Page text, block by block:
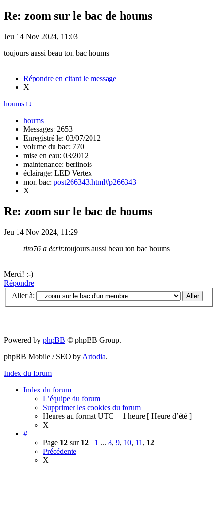
Re: zoom sur le bac de houms
Jeu 14 Nov 2024, 11:03
toujours aussi beau ton bac houms
Répondre en citant le message
X
houms↑ ↓
houms
Messages: 2653
Enregistré le: 03/07/2012
volume du bac: 770
mise en eau: 03/2012
maintenance: berlinois
éclairage: LED Vertex
mon bac: post266343.html#p266343
X
Re: zoom sur le bac de houms
Jeu 14 Nov 2024, 11:29
tito76 a écrit:toujours aussi beau ton bac houms
Merci! :-)
Répondre
Aller à:
Powered by phpBB © phpBB Group.
phpBB Mobile / SEO by Artodia.
Index du forum
Index du forum
L’équipe du forum
Supprimer les cookies du forum
Heures au format UTC + 1 heure [ Heure d’été ]
X
#
Page 12 sur 12 1 ... 8, 9, 10, 11 , 12
Précédente
X